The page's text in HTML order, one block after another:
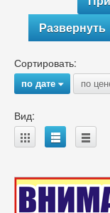
Развернуть
Сортировать:
по дате{ по
Вид:
A B C